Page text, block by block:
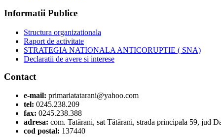
Informatii Publice
Structura organizationala
Raport de activitate
STRATEGIA NATIONALA ANTICORUPTIE ( SNA)
Declaratii de avere si interese
Contact
e-mail: primariatatarani@yahoo.com
tel: 0245.238.209
fax: 0245.238.388
adresa: com. Tatărani, sat Tătărani, strada principala 59, jud
cod postal: 137440